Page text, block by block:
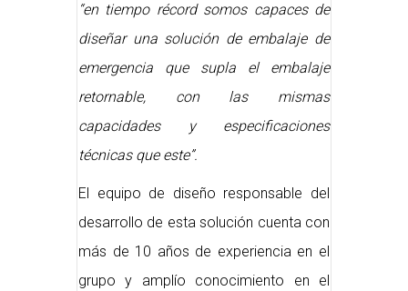
“en tiempo récord somos capaces de
diseñar una solución de embalaje de
emergencia que supla el embalaje
retornable, con las mismas
capacidades y especificaciones
técnicas que este”.
El equipo de diseño responsable del
desarrollo de esta solución cuenta con
más de 10 años de experiencia en el
grupo y amplío conocimiento en el